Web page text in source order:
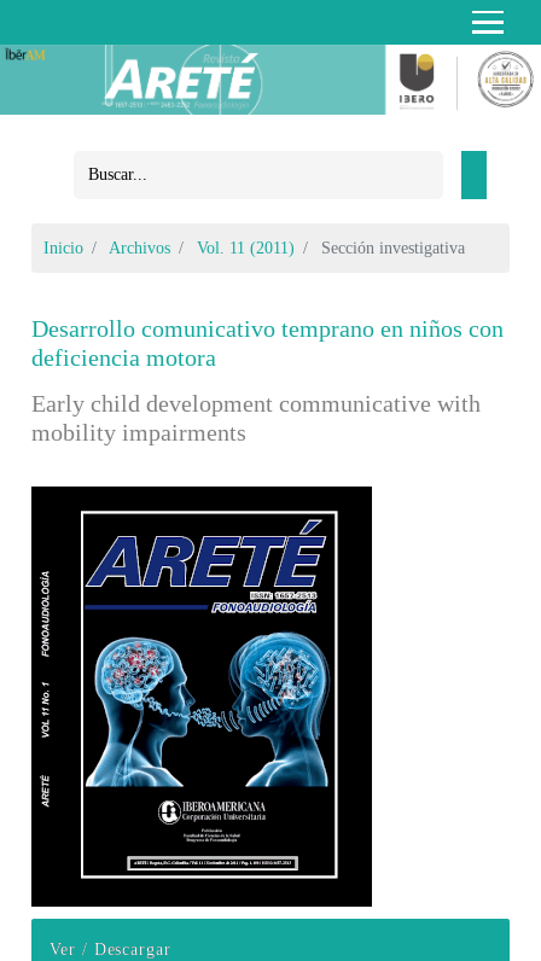
Inicio Archivos Vol. 11 (2011) Sección investigativa
Desarrollo comunicativo temprano en niños con
deficiencia motora
Early child development communicative with
mobility impairments
Barra lateral del artículo
Ver / Descargar